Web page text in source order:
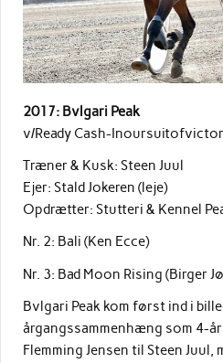
2017: Bvlgari Peak
v/Ready Cash-
Træner & Kusk: Steen Juul
Ejer: Stald Jokeren (leje)
Opdrætter: Stutteri & Kennel
Nr. 2: Bali (Ken Ecce)
Nr. 3: Bad Moon Rising (Birger
Bvlgari Peak kom først ind i
årgangssammenhæng som 4-
Flemming Jensen til Steen